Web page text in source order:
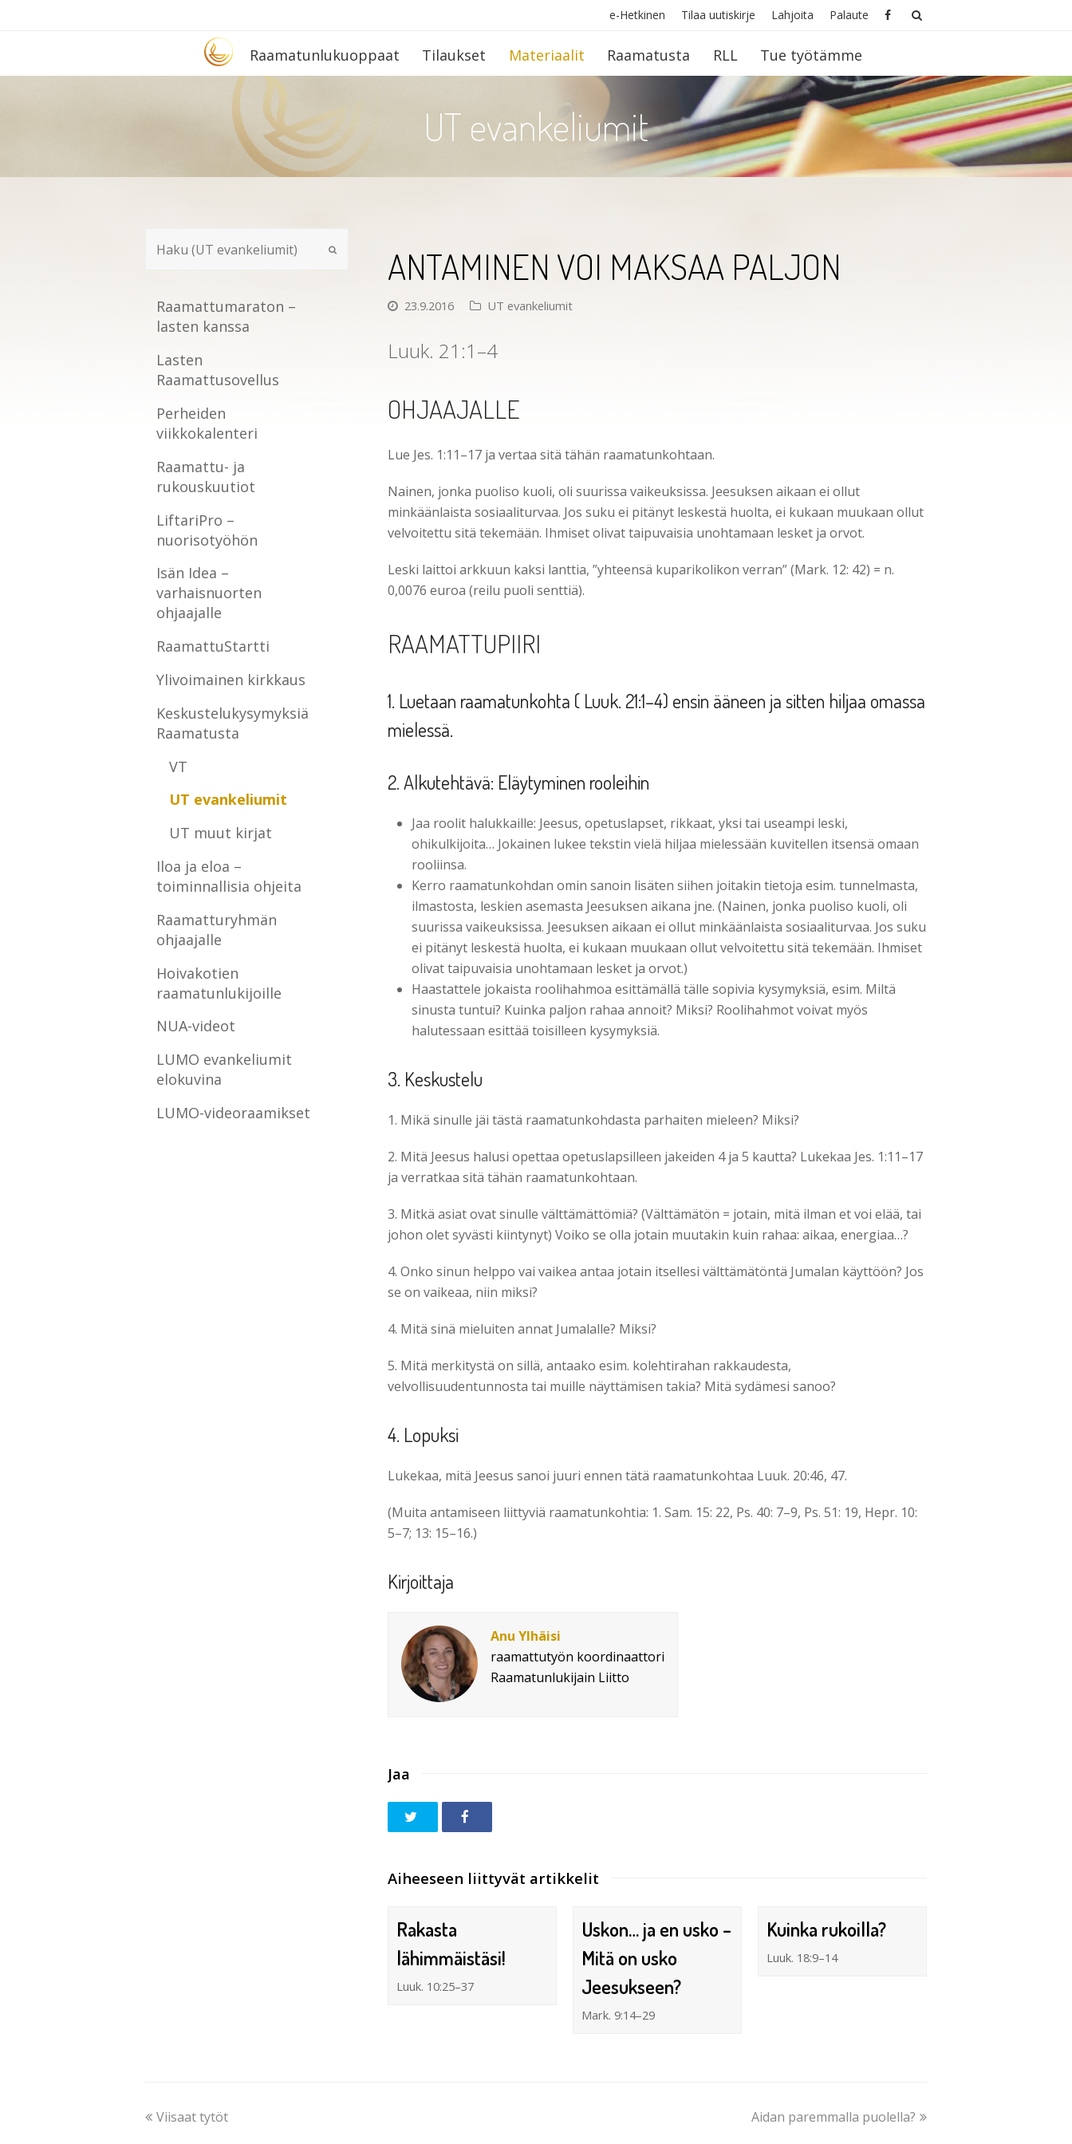
e-Hetkinen Tilaa uutiskirje Lahjoita Palaute
EtusivuRaa­ma­tun­lu­ku­op­paat Tilaukset Materiaalit Raamatusta RLL Tue työtämme
UT evankeliumit
ANTAMINEN VOI MAKSAA PALJON
23.9.2016 UT evankeliumit
Luuk. 21:1–4
OHJAAJALLE
Lue Jes. 1:11–17 ja vertaa sitä tähän raamatunkohtaan.
Nainen, jonka puoliso kuoli, oli suurissa vaikeuksissa. Jeesuksen aikaan ei ollut
minkäänlaista sosiaaliturvaa. Jos suku ei pitänyt leskestä huolta, ei kukaan muukaan ollut
velvoitettu sitä tekemään. Ihmiset olivat taipuvaisia unohtamaan lesket ja orvot.
Leski laittoi arkkuun kaksi lanttia, ”yhteensä kuparikolikon verran” (Mark. 12: 42) = n.
0,0076 euroa (reilu puoli senttiä).
RAAMATTUPIIRI
1. Luetaan raamatunkohta ( Luuk. 21:1–4) ensin ääneen ja sitten hiljaa omassa
mielessä.
2. Alkutehtävä: Eläytyminen rooleihin
Jaa roolit halukkaille: Jeesus, opetuslapset, rikkaat, yksi tai useampi leski,
ohikulkijoita… Jokainen lukee tekstin vielä hiljaa mielessään kuvitellen itsensä omaan
rooliinsa.
Kerro raamatunkohdan omin sanoin lisäten siihen joitakin tietoja esim. tunnelmasta,
ilmastosta, leskien asemasta Jeesuksen aikana jne. (Nainen, jonka puoliso kuoli, oli
suurissa vaikeuksissa. Jeesuksen aikaan ei ollut minkäänlaista sosiaaliturvaa. Jos suku
ei pitänyt leskestä huolta, ei kukaan muukaan ollut velvoitettu sitä tekemään. Ihmiset
olivat taipuvaisia unohtamaan lesket ja orvot.)
Haastattele jokaista roolihahmoa esittämällä tälle sopivia kysymyksiä, esim. Miltä
sinusta tuntui? Kuinka paljon rahaa annoit? Miksi? Roolihahmot voivat myös
halutessaan esittää toisilleen kysymyksiä.
3. Keskustelu
1. Mikä sinulle jäi tästä raamatunkohdasta parhaiten mieleen? Miksi?
2. Mitä Jeesus halusi opettaa opetuslapsilleen jakeiden 4 ja 5 kautta? Lukekaa Jes. 1:11–17
ja verratkaa sitä tähän raamatunkohtaan.
3. Mitkä asiat ovat sinulle välttämättömiä? (Välttämätön = jotain, mitä ilman et voi elää, tai
johon olet syvästi kiintynyt) Voiko se olla jotain muutakin kuin rahaa: aikaa, energiaa…?
4. Onko sinun helppo vai vaikea antaa jotain itsellesi välttämätöntä Jumalan käyttöön? Jos
se on vaikeaa, niin miksi?
4. Mitä sinä mieluiten annat Jumalalle? Miksi?
5. Mitä merkitystä on sillä, antaako esim. kolehtirahan rakkaudesta,
velvollisuudentunnosta tai muille näyttämisen takia? Mitä sydämesi sanoo?
4. Lopuksi
Lukekaa, mitä Jeesus sanoi juuri ennen tätä raamatunkohtaa Luuk. 20:46, 47.
(Muita antamiseen liittyviä raamatunkohtia: 1. Sam. 15: 22, Ps. 40: 7–9, Ps. 51: 19, Hepr. 10:
5–7; 13: 15–16.)
Kirjoittaja
Anu Ylhäisi
raamattutyön koordinaattori
Raamatunlukijain Liitto
Jaa
Aiheeseen liittyvät artikkelit
Rakasta
lähimmäistäsi!
Luuk. 10:25–37
Uskon… ja en usko –
Mitä on usko
Jeesukseen?
Mark. 9:14–29
Kuinka rukoilla?
Luuk. 18:9–14
Raamattumaraton –
lasten kanssa
Lasten
Raamattusovellus
Perheiden
viikkokalenteri
Raamattu- ja
rukouskuutiot
LiftariPro –
nuorisotyöhön
Isän Idea –
varhaisnuorten
ohjaajalle
RaamattuStartti
Ylivoimainen kirkkaus
Keskustelukysymyksiä
Raamatusta
VT
UT evankeliumit
UT muut kirjat
Iloa ja eloa –
toiminnallisia ohjeita
Raamatturyhmän
ohjaajalle
Hoivakotien
raamatunlukijoille
NUA-videot
LUMO evankeliumit
elokuvina
LUMO-videoraamikset
Viisaat tytöt Aidan paremmalla puolella?